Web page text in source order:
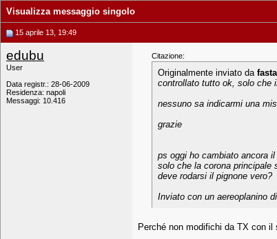
Visualizza messaggio singolo
15 aprile 13, 19:49
edubu
User
Data registr.: 28-06-2009
Residenza: napoli
Messaggi: 10.416
Citazione:
Originalmente inviato da
controllato tutto ok, solo che
nessuno sa indicarmi una
grazie
ps oggi ho cambiato ancora
solo che la corona principale
deve rodarsi il pignone vero?
Inviato con un aereoplanino
Perché non modifichi da TX con